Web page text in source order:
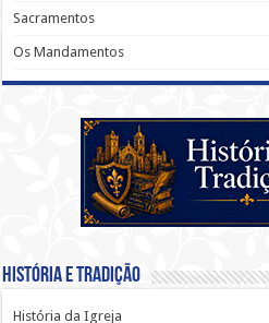
Sacramentos
Os Mandamentos
História e Tradição
História da Igreja